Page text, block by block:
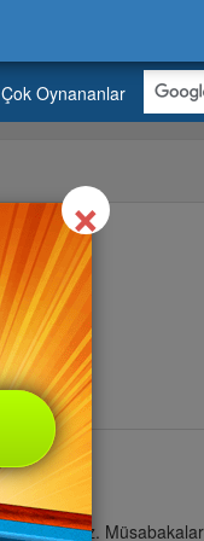
Çok Oynananlar
×Close